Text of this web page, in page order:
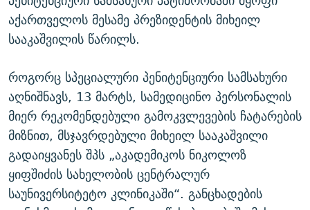
აქართველოს მესამე პრეზიდენტის მიხეილ
სააკაშვილის წარილს.
როგორც სპეციალური პენიტენციური სამსახური
აღნიშნავს, 13 მარტს, სამედიცინო პერსონალის
მიერ რეკომენდებული გამოკვლევების ჩატარების
მიზნით, მსჯავრდებული მიხეილ სააკაშვილი
გადაიყვანეს შპს „აკადემიკოს ნიკოლოზ
ყიფშიძის სახელობის ცენტრალურ
საუნივერსიტეტო კლინიკაში“. განცხადების